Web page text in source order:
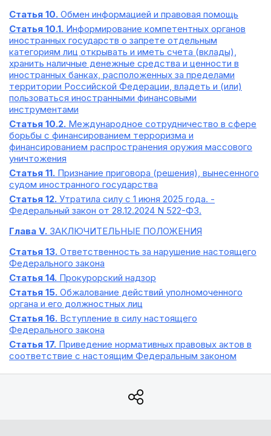
Статья 10. Обмен информацией и правовая помощь
Статья 10.1. Информирование компетентных органов
иностранных государств о запрете отдельным
категориям лиц открывать и иметь счета (вклады),
хранить наличные денежные средства и ценности в
иностранных банках, расположенных за пределами
территории Российской Федерации, владеть и (или)
пользоваться иностранными финансовыми
инструментами
Статья 10.2. Международное сотрудничество в сфере
борьбы с финансированием терроризма и
финансированием распространения оружия массового
уничтожения
Статья 11. Признание приговора (решения), вынесенного
судом иностранного государства
Статья 12. Утратила силу с 1 июня 2025 года. -
Федеральный закон от 28.12.2024 N 522-ФЗ.
Глава V. ЗАКЛЮЧИТЕЛЬНЫЕ ПОЛОЖЕНИЯ
Статья 13. Ответственность за нарушение настоящего
Федерального закона
Статья 14. Прокурорский надзор
Статья 15. Обжалование действий уполномоченного
органа и его должностных лиц
Статья 16. Вступление в силу настоящего
Федерального закона
Статья 17. Приведение нормативных правовых актов в
соответствие с настоящим Федеральным законом